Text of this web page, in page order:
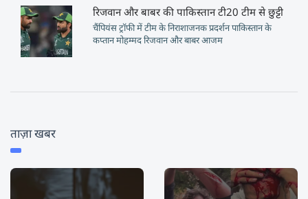
रिजवान और बाबर की पाकिस्तान टी20 टीम से छुट्टी
चैंपियंस ट्रॉफी में टीम के निराशाजनक प्रदर्शन पाकिस्तान के
कप्तान मोहम्मद रिजवान और बाबर आजम
ताज़ा खबर